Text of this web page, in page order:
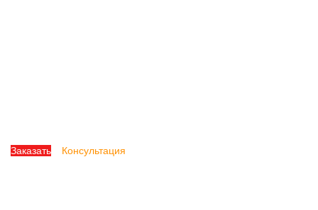
Заказать Консультация